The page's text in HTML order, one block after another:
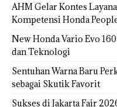
AHM Gelar Kontes
Kompetensi Honda
New Honda Vario Evo
dan Teknologi
Sentuhan Warna Baru
sebagai Skutik Favorit
Sukses di Jakarta Fair